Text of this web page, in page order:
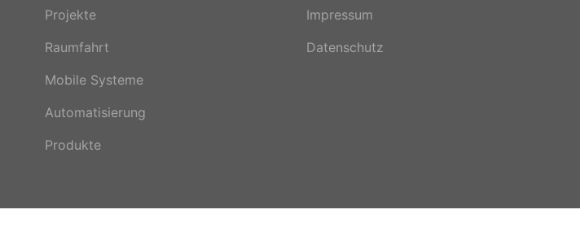
Projekte
Raumfahrt
Mobile Systeme
Automatisierung
Produkte
Impressum
Datenschutz